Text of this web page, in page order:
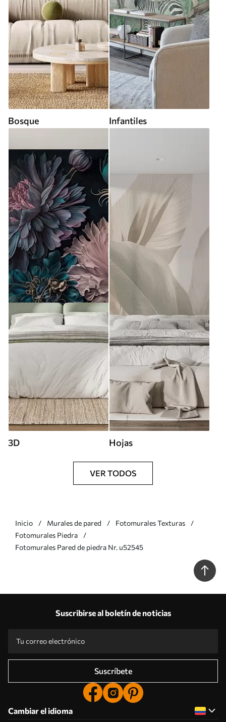
Bosque Infantiles
3D Hojas
VER TODOS
Inicio Murales de pared
Fotomurales Texturas
Fotomurales Piedra
Fotomurales Pared de piedra Nr. u52545
Suscribirse al boletín de noticias
Suscríbete
Cambiar el idioma